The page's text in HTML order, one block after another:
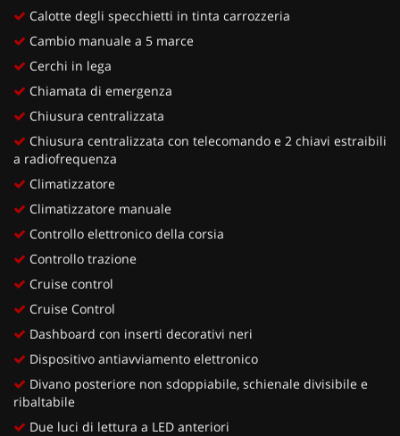
Calotte degli specchietti in tinta carrozzeria
Cambio manuale a 5 marce
Cerchi in lega
Chiamata di emergenza
Chiusura centralizzata
Chiusura centralizzata con telecomando e 2 chiavi estraibili
a radiofrequenza
Climatizzatore
Climatizzatore manuale
Controllo elettronico della corsia
Controllo trazione
Cruise control
Cruise Control
Dashboard con inserti decorativi neri
Dispositivo antiavviamento elettronico
Divano posteriore non sdoppiabile, schienale divisibile e
ribaltabile
Due luci di lettura a LED anteriori